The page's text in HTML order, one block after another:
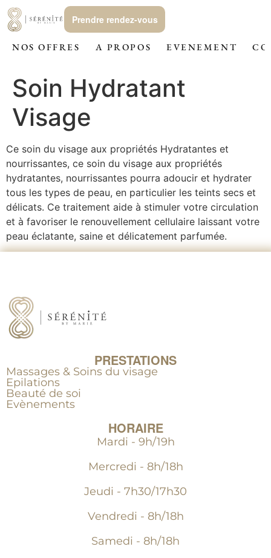
Prendre rendez-vous
NOS OFFRES A PROPOS EVENEMENT
Soin Hydratant
Visage
Ce soin du visage aux propriétés Hydratantes et
nourrissantes, ce soin du visage aux propriétés
hydratantes, nourrissantes pourra adoucir et hydrater
tous les types de peau, en particulier les teints secs et
délicats. Ce traitement aide à stimuler votre circulation
et à favoriser le renouvellement cellulaire laissant votre
peau éclatante, saine et délicatement parfumée.
PRESTATIONS
Massages & Soins du visage
Epilations
Beauté de soi
Evènements
HORAIRE
Mardi - 9h/19h
Mercredi - 8h/18h
Jeudi - 7h30/17h30
Vendredi - 8h/18h
Samedi - 8h/18h